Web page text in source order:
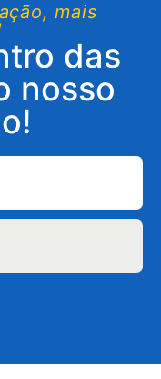
mais
das
nosso